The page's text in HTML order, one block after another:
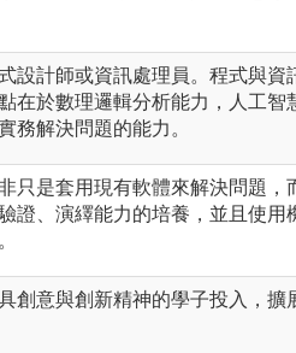
設計師或資訊處理員。程式與資
在於數理邏輯分析能力，人工智
務解決問題的能力。
只是套用現有軟體來解決問題，
證、演繹能力的培養，並且使用
創意與創新精神的學子投入，擴